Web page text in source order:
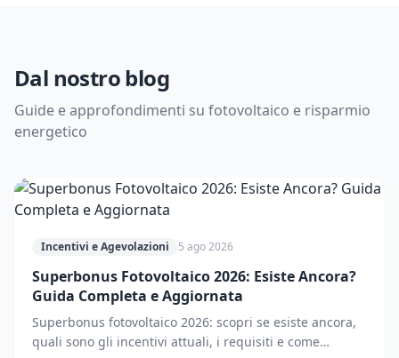
Dal nostro blog
Guide e approfondimenti su fotovoltaico e risparmio
energetico
Incentivi e Agevolazioni 5 ago 2026
Superbonus Fotovoltaico 2026: Esiste Ancora?
Guida Completa e Aggiornata
Superbonus fotovoltaico 2026: scopri se esiste ancora,
quali sono gli incentivi attuali, i requisiti e come